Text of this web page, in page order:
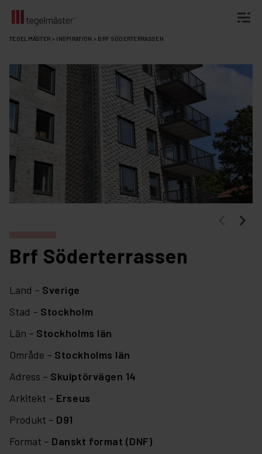
Fortsätt
TEGELMÄSTER > INSPIRATION > BRF SÖDERTERRASSEN
Brf Söderterrassen
Land – Sverige
Stad – Stockholm
Län – Stockholms län
Område – Stockholms län
Adress – Skulptörvägen 14
Arkitekt – Erseus
Produkt – D91
Format – Danskt format (DNF)